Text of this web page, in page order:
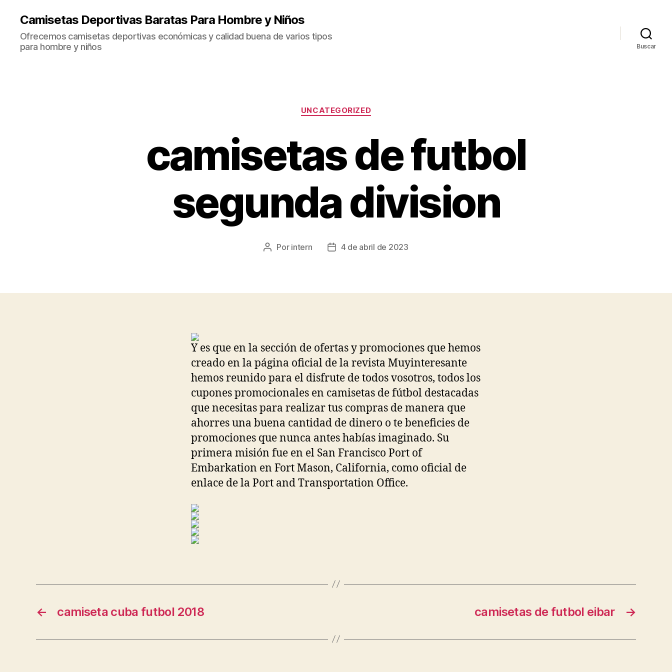
Camisetas Deportivas Baratas Para Hombre y Niños
Ofrecemos camisetas deportivas económicas y calidad buena de varios tipos
para hombre y niños
Buscar
Categorías
UNCATEGORIZED
camisetas de futbol
segunda division
Autor
Por intern
Fecha4 de abril de 2023
Y es que en la sección de ofertas y promociones que hemos
creado en la página oficial de la revista Muyinteresante
hemos reunido para el disfrute de todos vosotros, todos los
cupones promocionales en camisetas de fútbol destacadas
que necesitas para realizar tus compras de manera que
ahorres una buena cantidad de dinero o te beneficies de
promociones que nunca antes habías imaginado. Su
primera misión fue en el San Francisco Port of
Embarkation en Fort Mason, California, como oficial de
enlace de la Port and Transportation Office.
← camiseta cuba futbol 2018 →
camisetas de futbol eibar